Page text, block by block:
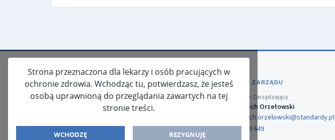
Strona przeznaczona dla lekarzy i osób pracujących w
ochronie zdrowia. Wchodząc tu, potwierdzasz, że jesteś
osobą uprawnioną do przeglądania zawartych na tej
stronie treści.
WCHODZĘ REZYGNUJĘ
ISSN: 2080-5438
BIURO ZARZĄDU
Dyrektor Zarządzający
Wojciech Orzełowski
wojciech.orzelowski@standardy.pl
519 159 649